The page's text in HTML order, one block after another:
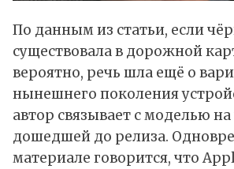
По данным из статьи, если
существовала в дорожной
вероятно, речь шла ещё о
нынешнего поколения
автор связывает с моделью
дошедшей до релиза.
материале говорится, что